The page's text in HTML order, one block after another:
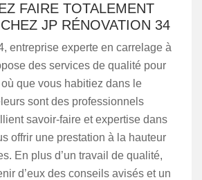
FAIRE TOTALEMENT
JP RÉNOVATION 34
entreprise experte en carrelage à
des services de qualité pour
que vous habitiez dans le
sont des professionnels
savoir-faire et expertise dans
offrir une prestation à la hauteur
En plus d’un travail de qualité,
d’eux des conseils avisés et un